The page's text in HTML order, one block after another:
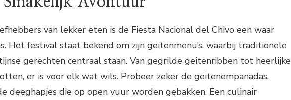
van lekker eten is de Fiesta Nacional del Chivo een waar
Het festival staat bekend om zijn geitenmenu’s, waarbij traditionele
gerechten centraal staan. Van gegrilde geitenribben tot heerlijke
er is voor elk wat wils. Probeer zeker de geitenempanadas,
deeghapjes die op open vuur worden gebakken. Een culinair